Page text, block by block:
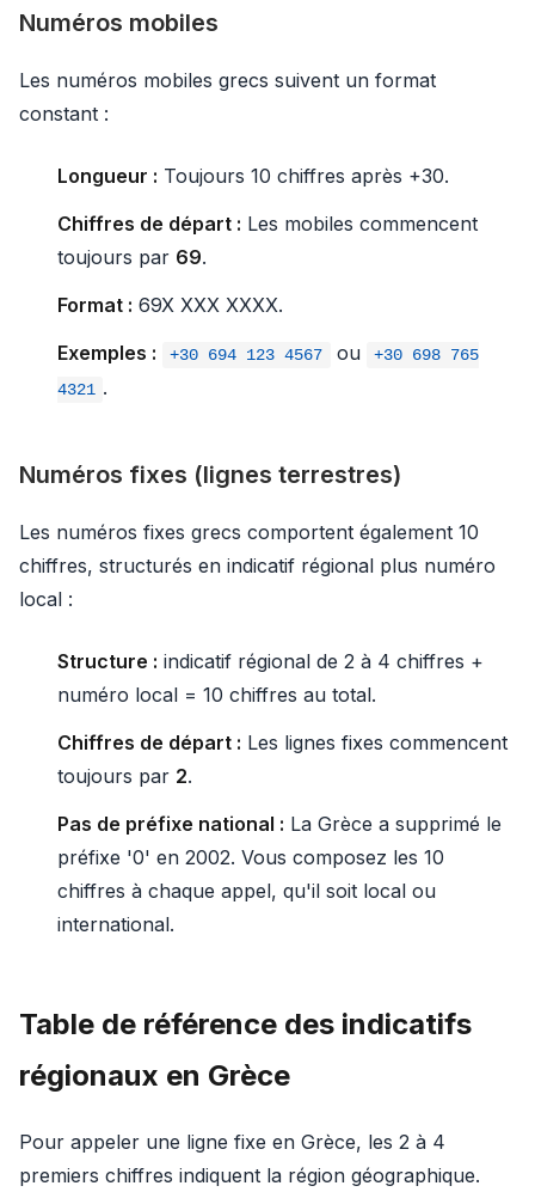
Numéros mobiles
Les numéros mobiles grecs suivent un format
constant :
Longueur : Toujours 10 chiffres après +30.
Chiffres de départ : Les mobiles commencent
toujours par 69.
Format : 69X XXX XXXX.
Exemples :
+30 694 123 4567 ou
+30 698 765
4321 .
Numéros fixes (lignes terrestres)
Les numéros fixes grecs comportent également 10
chiffres, structurés en indicatif régional plus numéro
local :
Structure : indicatif régional de 2 à 4 chiffres +
numéro local = 10 chiffres au total.
Chiffres de départ : Les lignes fixes commencent
toujours par 2.
Pas de préfixe national : La Grèce a supprimé le
préfixe '0' en 2002. Vous composez les 10
chiffres à chaque appel, qu'il soit local ou
international.
Table de référence des indicatifs
régionaux en Grèce
Pour appeler une ligne fixe en Grèce, les 2 à 4
premiers chiffres indiquent la région géographique.